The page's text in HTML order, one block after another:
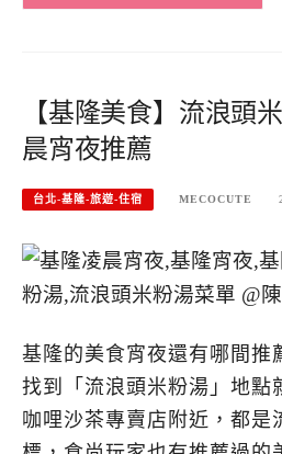
【基隆美食】流浪頭
晨宵夜推薦
台北-基隆-旅遊-住宿 MECOCUTE
基隆的美食宵夜還有哪間推
找到「流浪頭米粉湯」地點
咖哩沙茶專賣店附近，都是